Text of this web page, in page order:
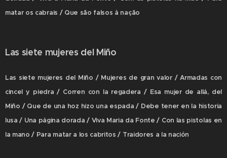
matar os cabrais / Que são falsos à nação
Las siete mujeres del Miño
Las siete mujeres del Miño / Mujeres de gran valor / Armadas con
cincel y piedra / Corren con la regadera / Esa mujer de allá, del
Miño / Que de una hoz hizo una espada / Debe tener en la historia
lusa / Una página dorada / Viva Maria da Fonte / Con las pistolas en
la mano / Para matar a los cabritos / Traidores a la nación